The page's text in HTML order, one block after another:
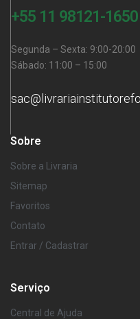
+55 11 98121-1650
Segunda – Sexta: 9:00-20:00
Sábado: 11:00 – 15:00
Sobre
Sobre a Livraria
Sitemap
Favoritos
Contato
Entrar / Cadastrar
Serviço
Central de Ajuda